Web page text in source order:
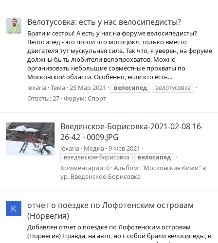
Велотусовка: есть у нас велосипедисты?
Брати и сестры! А есть у нас на форуме велосипедисты?
Велосипед - это почти что мотоцикл, только вместо
двигателя тут мускульная сила. Так что, я уверен, на форуме
должны быть любители велопрохватов. Можно
организовать небольшие совместные прохваты по
Московской области. Особенно, если кто есть...
lexaria Тема 25 Мар 2021 велосипед велотусовка
Ответы: 27 Форум:Спорт
Введенское-Борисовка-2021-02-08 16-
26-42 - 0009.JPG
lexaria Медиа 9 Фев 2021
введенское-борисовка велосипед
Комментарии: 0 Альбом: "Московские Кижи" в
ур. Введенское-Борисовка
K
отчет о поездке по Лофотенским островам
(Норвегия)
Добавлен отчет о поездке по Лофотенским островам
(Норвегия) Правда, на авто, но с собой брали велосипеды, в